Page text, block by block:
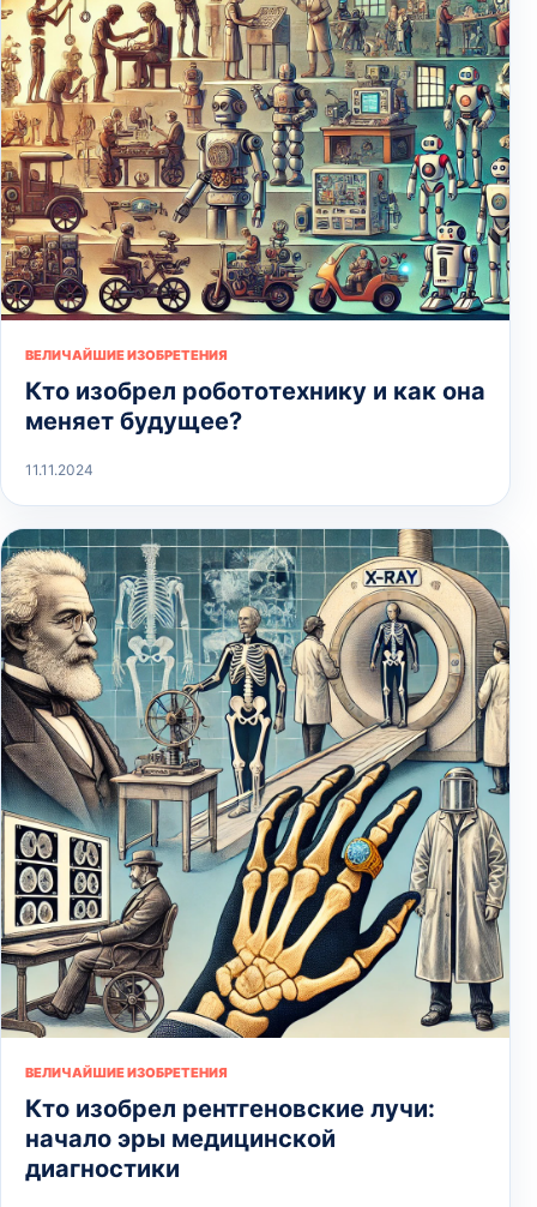
ВЕЛИЧАЙШИЕ ИЗОБРЕТЕНИЯ
Кто изобрел робототехнику и как она
меняет будущее?
11.11.2024
ВЕЛИЧАЙШИЕ ИЗОБРЕТЕНИЯ
Кто изобрел рентгеновские лучи:
начало эры медицинской
диагностики